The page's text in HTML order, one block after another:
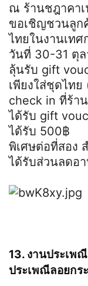
ณ ร้านชฎาคาเ
ขอเชิญชวนลูก
ไทยในงานเท
วันที่ 30-31 ตุ
ลุ้นรับ gift
เพียงใส่ชุดไท
check in ที่ร้า
ได้รับ gift
ได้รับ 500฿
พิเศษต่อที่สอง
ได้รับส่วนลดอ
13. งานประเพ
ประเพณีลอยกร